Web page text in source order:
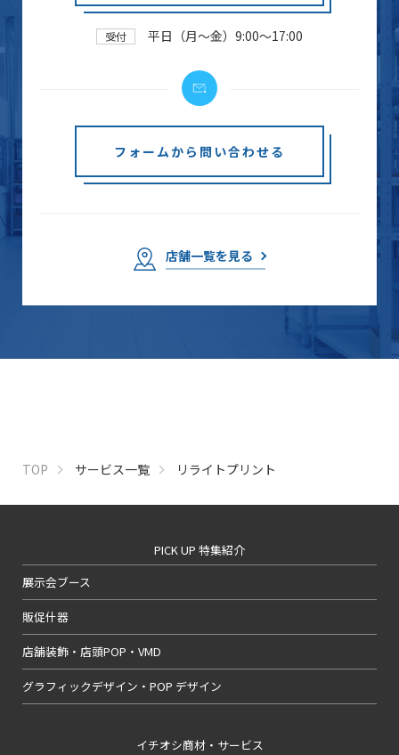
受付 平日（月～金）9:00～17:00
フォームから問い合わせる
店舗一覧を見る
TOP サービス一覧 リライトプリント
PICK UP 特集紹介
展示会ブース
販促什器
店舗装飾・店頭POP・VMD
グラフィックデザイン・POP デザイン
イチオシ商材・サービス